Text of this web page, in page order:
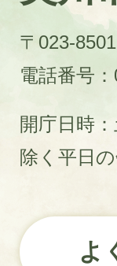
〒023-
電話番号
開庁日時
除く平日
よ